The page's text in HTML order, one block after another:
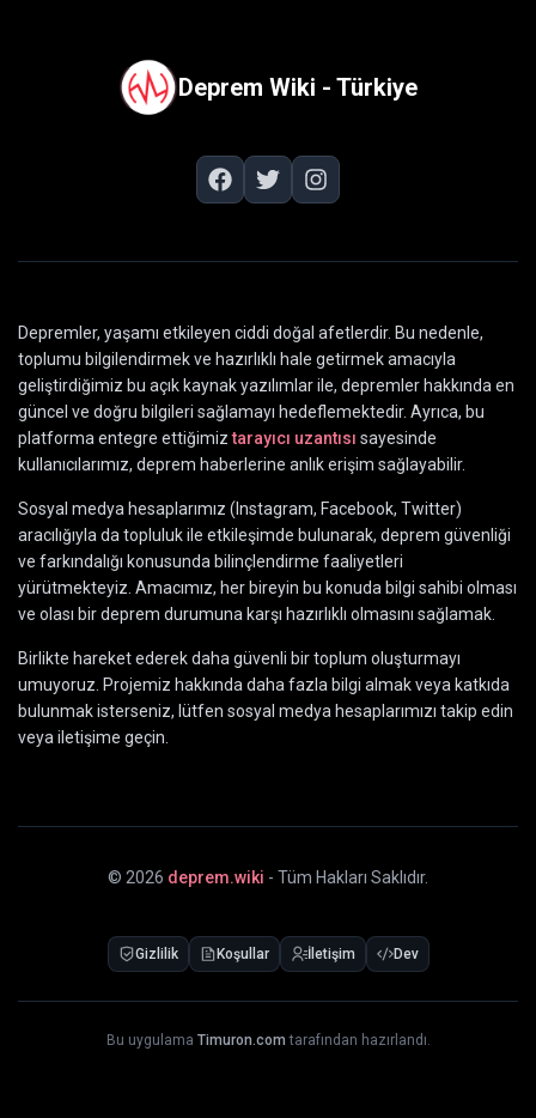
Deprem Wiki - Türkiye
Depremler, yaşamı etkileyen ciddi doğal afetlerdir. Bu nedenle,
toplumu bilgilendirmek ve hazırlıklı hale getirmek amacıyla
geliştirdiğimiz bu açık kaynak yazılımlar ile, depremler hakkında en
güncel ve doğru bilgileri sağlamayı hedeflemektedir. Ayrıca, bu
platforma entegre ettiğimiz tarayıcı uzantısı sayesinde
kullanıcılarımız, deprem haberlerine anlık erişim sağlayabilir.
Sosyal medya hesaplarımız (Instagram, Facebook, Twitter)
aracılığıyla da topluluk ile etkileşimde bulunarak, deprem güvenliği
ve farkındalığı konusunda bilinçlendirme faaliyetleri
yürütmekteyiz. Amacımız, her bireyin bu konuda bilgi sahibi olması
ve olası bir deprem durumuna karşı hazırlıklı olmasını sağlamak.
Birlikte hareket ederek daha güvenli bir toplum oluşturmayı
umuyoruz. Projemiz hakkında daha fazla bilgi almak veya katkıda
bulunmak isterseniz, lütfen sosyal medya hesaplarımızı takip edin
veya iletişime geçin.
© 2026 deprem.wiki - Tüm Hakları Saklıdır.
Gizlilik Koşullar İletişim Dev
Bu uygulama Timuron.com tarafından hazırlandı.